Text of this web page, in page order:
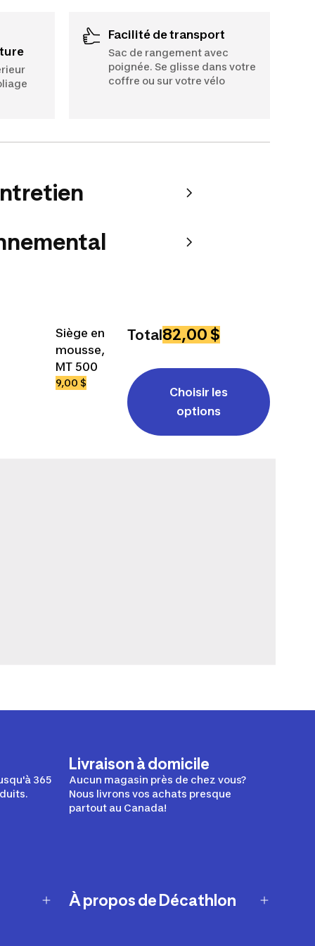
Facilité de transport
Sac de rangement avec
poignée. Se glisse dans votre
coffre ou sur votre vélo
Siège en
mousse,
MT 500
9,00 $
Total82,00 $
Choisir les
options
365
Livraison à domicile
Aucun magasin près de chez vous?
Nous livrons vos achats presque
partout au Canada!
À propos de Décathlon